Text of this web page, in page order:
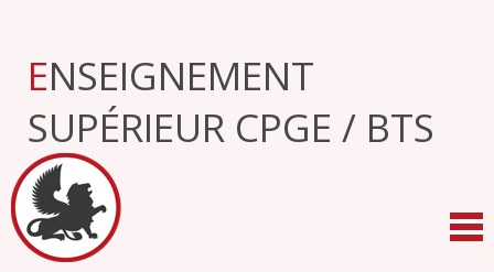
navigation
ENSEIGNEMENT
SUPÉRIEUR CPGE / BTS